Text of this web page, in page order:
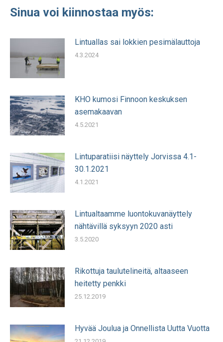
Sinua voi kiinnostaa myös:
Lintuallas sai lokkien pesimälauttoja
4.3.2024
KHO kumosi Finnoon keskuksen
asemakaavan
4.5.2021
Lintuparatiisi näyttely Jorvissa 4.1-
30.1.2021
4.1.2021
Lintualtaamme luontokuvanäyttely
nähtävillä syksyyn 2020 asti
3.5.2020
Rikottuja taulutelineitä, altaaseen
heitetty penkki
25.12.2019
Hyvää Joulua ja Onnellista Uutta Vuotta